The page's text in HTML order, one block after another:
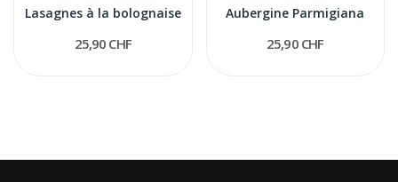
Lasagnes à la bolognaise
25,90 CHF
Aubergine Parmigiana
25,90 CHF